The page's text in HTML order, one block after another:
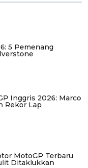
5 Pemenang
Inggris 2026: Marco
Rekor Lap
MotoGP Terbaru
Ditaklukkan